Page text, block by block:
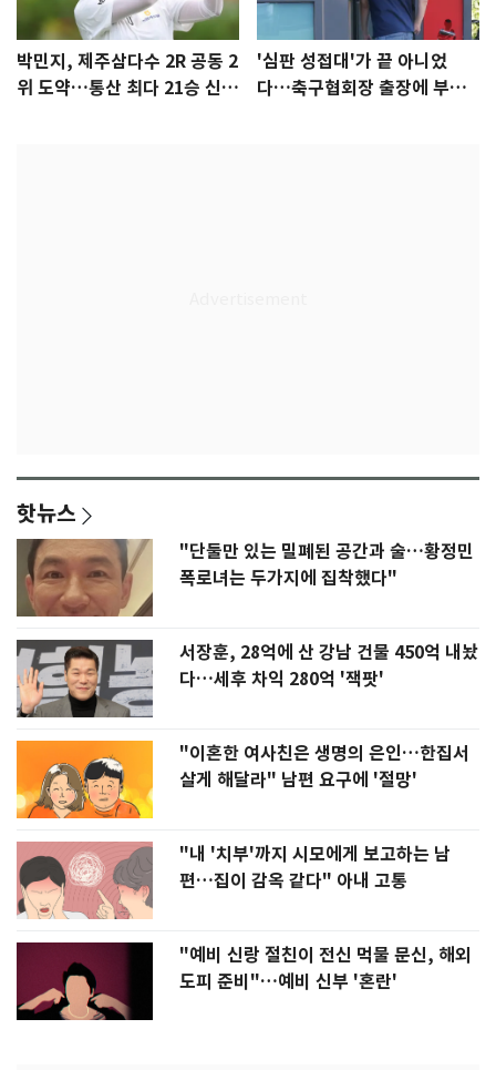
박민지, 제주삼다수 2R 공동 2
위 도약…통산 최다 21승 신기
'심판 성접대'가 끝 아니었
다…축구협회장 출장에 부인
핫뉴스
"단둘만 있는 밀폐된 공간과 술…황정민
폭로녀는 두가지에 집착했다"
서장훈, 28억에 산 강남 건물 450억 내놨
다…세후 차익 280억 '잭팟'
"이혼한 여사친은 생명의 은인…한집서
살게 해달라" 남편 요구에 '절망'
"내 '치부'까지 시모에게 보고하는 남
편…집이 감옥 같다" 아내 고통
"예비 신랑 절친이 전신 먹물 문신, 해외
도피 준비"…예비 신부 '혼란'